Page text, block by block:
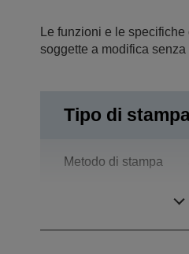
Le funzioni e le
soggette a modifica
Tipo di
Metodo di stampa